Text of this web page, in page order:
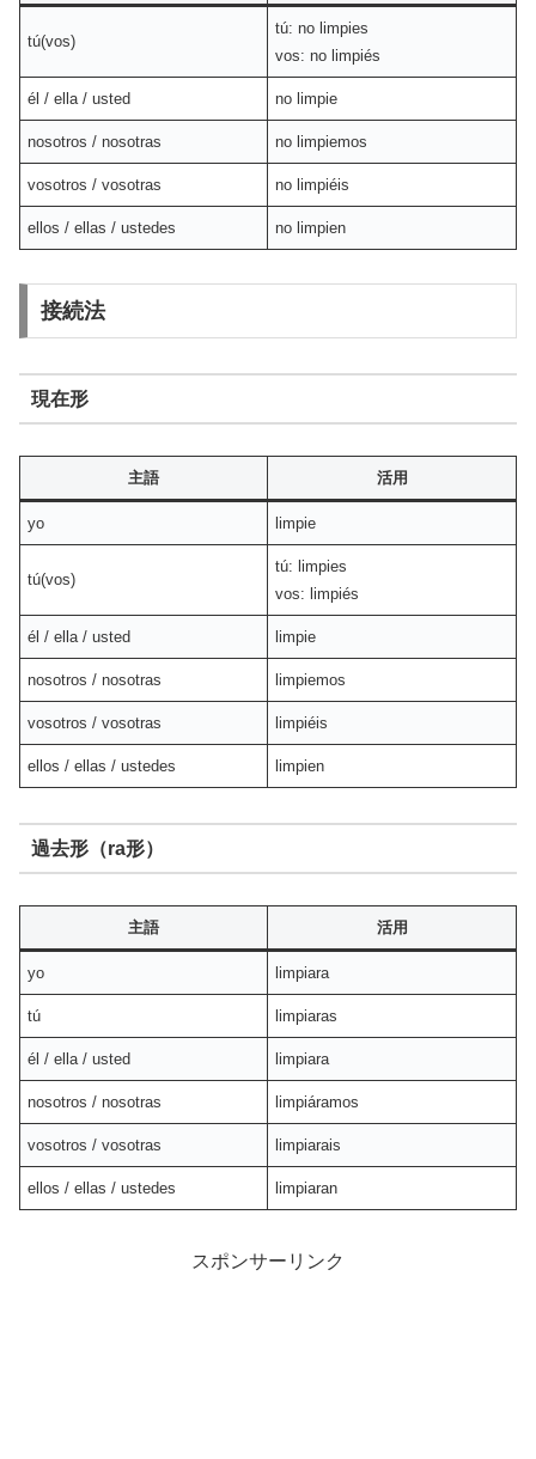
tú(vos)
tú: no limpies
vos: no limpiés
él / ella / usted no limpie
nosotros / nosotras no limpiemos
vosotros / vosotras no limpiéis
ellos / ellas / ustedes no limpien
接続法
現在形
主語 活用
yo limpie
tú(vos)
tú: limpies
vos: limpiés
él / ella / usted limpie
nosotros / nosotras limpiemos
vosotros / vosotras limpiéis
ellos / ellas / ustedes limpien
過去形（ra形）
主語 活用
yo limpiara
tú limpiaras
él / ella / usted limpiara
nosotros / nosotras limpiáramos
vosotros / vosotras limpiarais
ellos / ellas / ustedes limpiaran
スポンサーリンク